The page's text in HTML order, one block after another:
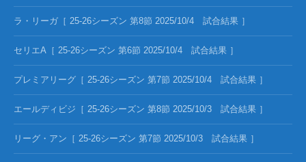
ラ・リーガ［ 25-26シーズン 第8節 2025/10/4 試合結果 ］
セリエA［ 25-26シーズン 第6節 2025/10/4 試合結果 ］
プレミアリーグ［ 25-26シーズン 第7節 2025/10/4 試合結果 ］
エールディビジ［ 25-26シーズン 第8節 2025/10/3 試合結果 ］
リーグ・アン［ 25-26シーズン 第7節 2025/10/3 試合結果 ］